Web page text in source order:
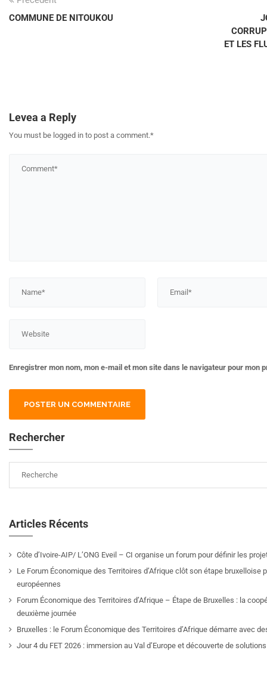
COMMUNE DE NITOUKOU
ET LES
Levea a Reply
You must be logged in to post a comment.*
Enregistrer mon nom, mon e-mail et mon site dans le navigateur pour mon
Rechercher
Articles Récents
Côte d’Ivoire-AIP/ L’ONG Eveil – CI organise un forum pour définir les
Le Forum Économique des Territoires d’Afrique clôt son étape
européennes
Forum Économique des Territoires d’Afrique – Étape de Bruxelles : la
deuxième journée
Bruxelles : le Forum Économique des Territoires d’Afrique démarre avec
Jour 4 du FET 2026 : immersion au Val d’Europe et découverte de